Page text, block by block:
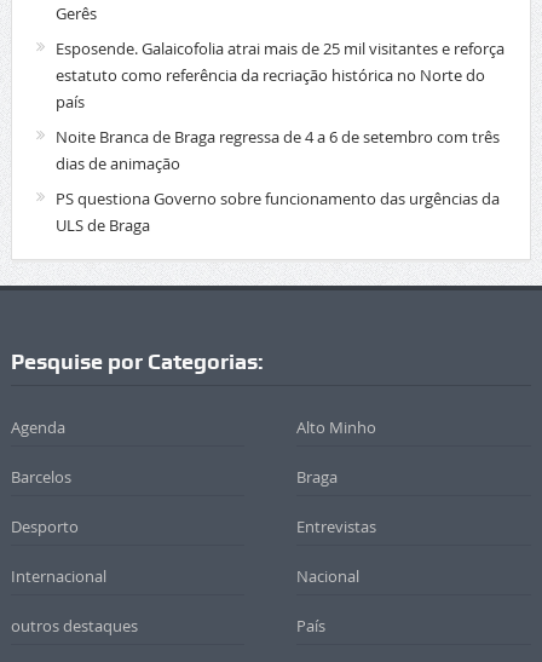
Gerês
Esposende. Galaicofolia atrai mais de 25 mil visitantes e reforça
estatuto como referência da recriação histórica no Norte do
país
Noite Branca de Braga regressa de 4 a 6 de setembro com três
dias de animação
PS questiona Governo sobre funcionamento das urgências da
ULS de Braga
Pesquise por Categorias:
Agenda Alto Minho
Barcelos Braga
Desporto Entrevistas
Internacional Nacional
outros destaques País